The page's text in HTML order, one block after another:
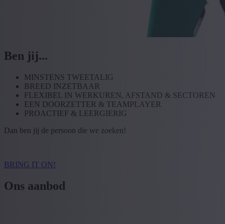
Ben jij...
MINSTENS TWEETALIG
BREED INZETBAAR
FLEXIBEL IN WERKUREN, AFSTAND & SECTOREN
EEN DOORZETTER & TEAMPLAYER
PROACTIEF & LEERGIERIG
Dan ben jij de persoon die we zoeken!
BRING IT ON!
Ons aanbod